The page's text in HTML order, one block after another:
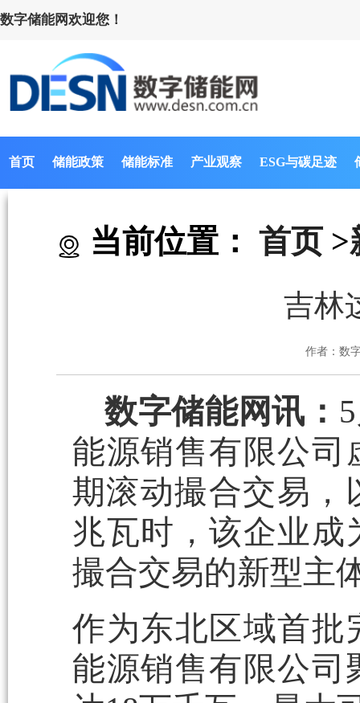
数字储能网欢迎您！
首页 储能政策 储能标准 产业观察 ESG与碳足迹
当前位置： 首页 >
吉林
作者：数
数字储能网讯：
能源销售有限公司
期滚动撮合交易，
兆瓦时，该企业成
撮合交易的新型主
作为东北区域首批
能源销售有限公司